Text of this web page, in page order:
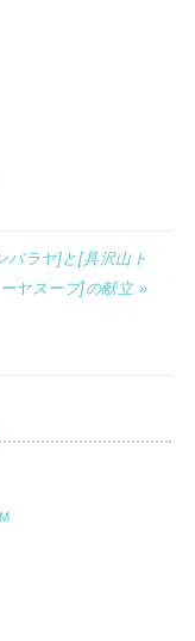
バラヤ]と[具沢山ト
ヤスープ]の献立 »